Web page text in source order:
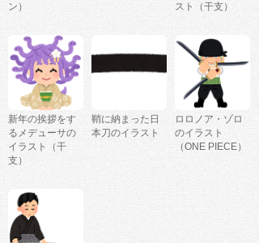
ン）
スト（干支）
新年の挨拶をす
るメデューサの
イラスト（干
支）
鞘に納まった日
本刀のイラスト
ロロノア・ゾロ
のイラスト
（ONE PIECE）